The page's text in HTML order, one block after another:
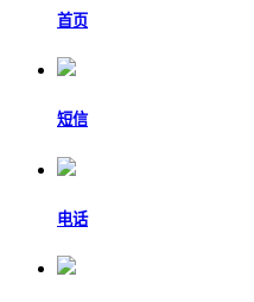
首页
短信
电话